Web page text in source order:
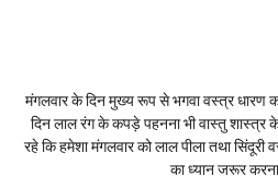
मंगलवार के दिन मुख्य रूप से भगवा वस्त्र धारण
दिन लाल रंग के कपड़े पहनना भी वास्तु शास्त्र
रहे कि हमेशा मंगलवार को लाल पीला तथा
का ध्यान जरूर